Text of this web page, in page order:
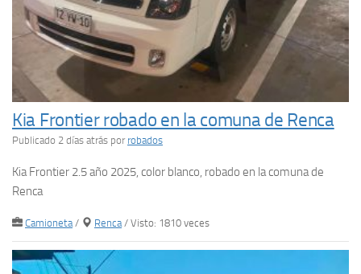
Kia Frontier robado en la comuna de Renca
Publicado 2 días atrás por robados
Kia Frontier 2.5 año 2025, color blanco, robado en la comuna de
Renca
Camioneta/ Renca/ Visto: 1810 veces